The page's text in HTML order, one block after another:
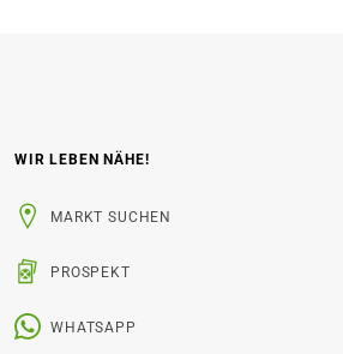
WIR LEBEN NÄHE!
MARKT SUCHEN
PROSPEKT
WHATSAPP